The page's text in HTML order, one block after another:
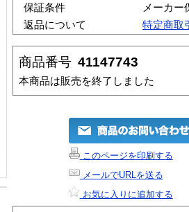
保証条件
メーカー
返品について
特定商取
商品番号 41147743
本商品は販売を終了しました
このページを印刷する
メールでURLを送る
お気に入りに追加する